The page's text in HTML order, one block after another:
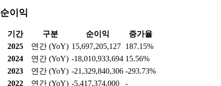
순이익
기간 구분 순이익
증가율
2025
연간 (YoY) 15,697,205,127 187.15%
2024
연간 (YoY) -18,010,933,694 15.56%
2023
연간 (YoY) -21,329,840,306 -293.73%
2022
연간 (YoY) -5,417,374,000
-